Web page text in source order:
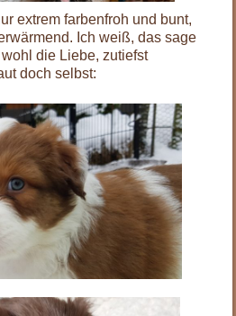
extrem farbenfroh und bunt,
Ich weiß, das sage
die Liebe, zutiefst
doch selbst: